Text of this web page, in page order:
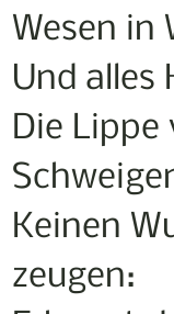
Wesen in
Und alles
Die
Keinen
zeugen: